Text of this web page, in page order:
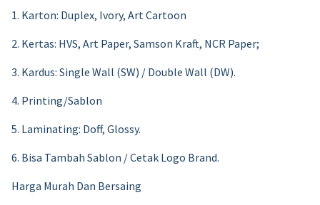
1. Karton: Duplex, Ivory, Art Cartoon
2. Kertas: HVS, Art Paper, Samson Kraft, NCR Paper;
3. Kardus: Single Wall (SW) / Double Wall (DW).
4. Printing/Sablon
5. Laminating: Doff, Glossy.
6. Bisa Tambah Sablon / Cetak Logo Brand.
Harga Murah Dan Bersaing